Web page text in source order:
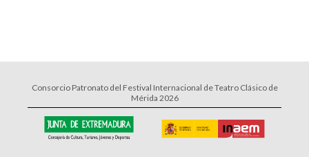
Consorcio Patronato del Festival Internacional de Teatro Clásico de
Mérida 2026